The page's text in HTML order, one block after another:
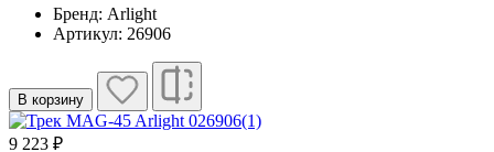
Бренд: Arlight
Артикул: 26906
В корзину
9 223 ₽